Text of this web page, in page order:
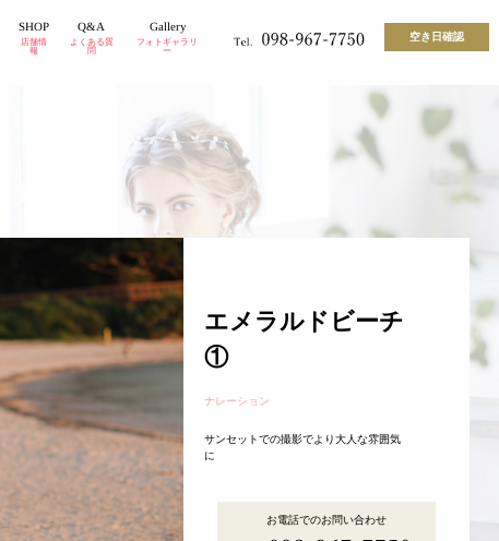
SHOP
店舗情
報
Q&A
よくある質
問
Gallery
フォトギャラリ
ー
空き日確認
エメラルドビーチ
①
ナレーション
サンセットでの撮影でより大人な雰囲気
に
お電話でのお問い合わせ